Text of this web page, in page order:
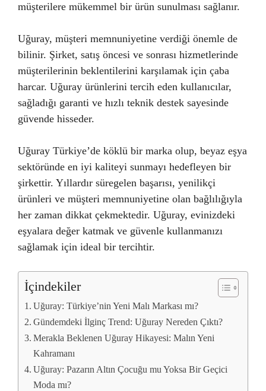
müşterilere mükemmel bir ürün sunulması sağlanır.
Uğuray, müşteri memnuniyetine verdiği önemle de
bilinir. Şirket, satış öncesi ve sonrası hizmetlerinde
müşterilerinin beklentilerini karşılamak için çaba
harcar. Uğuray ürünlerini tercih eden kullanıcılar,
sağladığı garanti ve hızlı teknik destek sayesinde
güvende hisseder.
Uğuray Türkiye’de köklü bir marka olup, beyaz eşya
sektöründe en iyi kaliteyi sunmayı hedefleyen bir
şirkettir. Yıllardır süregelen başarısı, yenilikçi
ürünleri ve müşteri memnuniyetine olan bağlılığıyla
her zaman dikkat çekmektedir. Uğuray, evinizdeki
eşyalara değer katmak ve güvenle kullanmanızı
sağlamak için ideal bir tercihtir.
İçindekiler
Uğuray: Türkiye’nin Yeni Malı Markası mı?
Gündemdeki İlginç Trend: Uğuray Nereden Çıktı?
Merakla Beklenen Uğuray Hikayesi: Malın Yeni
Kahramanı
Uğuray: Pazarın Altın Çocuğu mu Yoksa Bir Geçici
Moda mı?